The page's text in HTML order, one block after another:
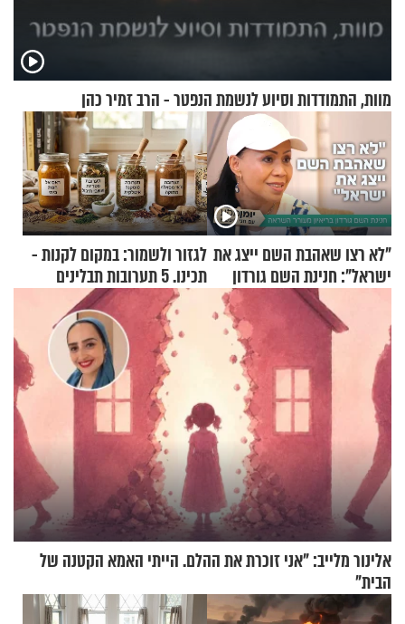
מוות, התמודדות וסיוע לנשמת הנפטר - הרב זמיר כהן
"לא רצו שאהבת השם ייצג את
ישראל": חנינת השם גורדון
בריאיון מעורר השראה
לגזור ולשמור: במקום לקנות -
תכינו. 5 תערובות תבלינים
שמתאימות להכל
אלינור מלייב: "אני זוכרת את ההלם. הייתי האמא הקטנה של
הבית"